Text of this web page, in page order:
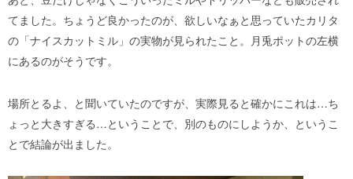
てました。ちょうど良かったのが、欲しいなぁと思っていたカリタ
の「ナイスカットミル」の実物が見られたこと。月兎ポットの左横
にあるのがそうです。
場所とるよ、と聞いていたのですが、実際見ると確かにこれは…ち
ょっと大きすぎる…ということで、別のものにしようか、というこ
とで結論が出ました。